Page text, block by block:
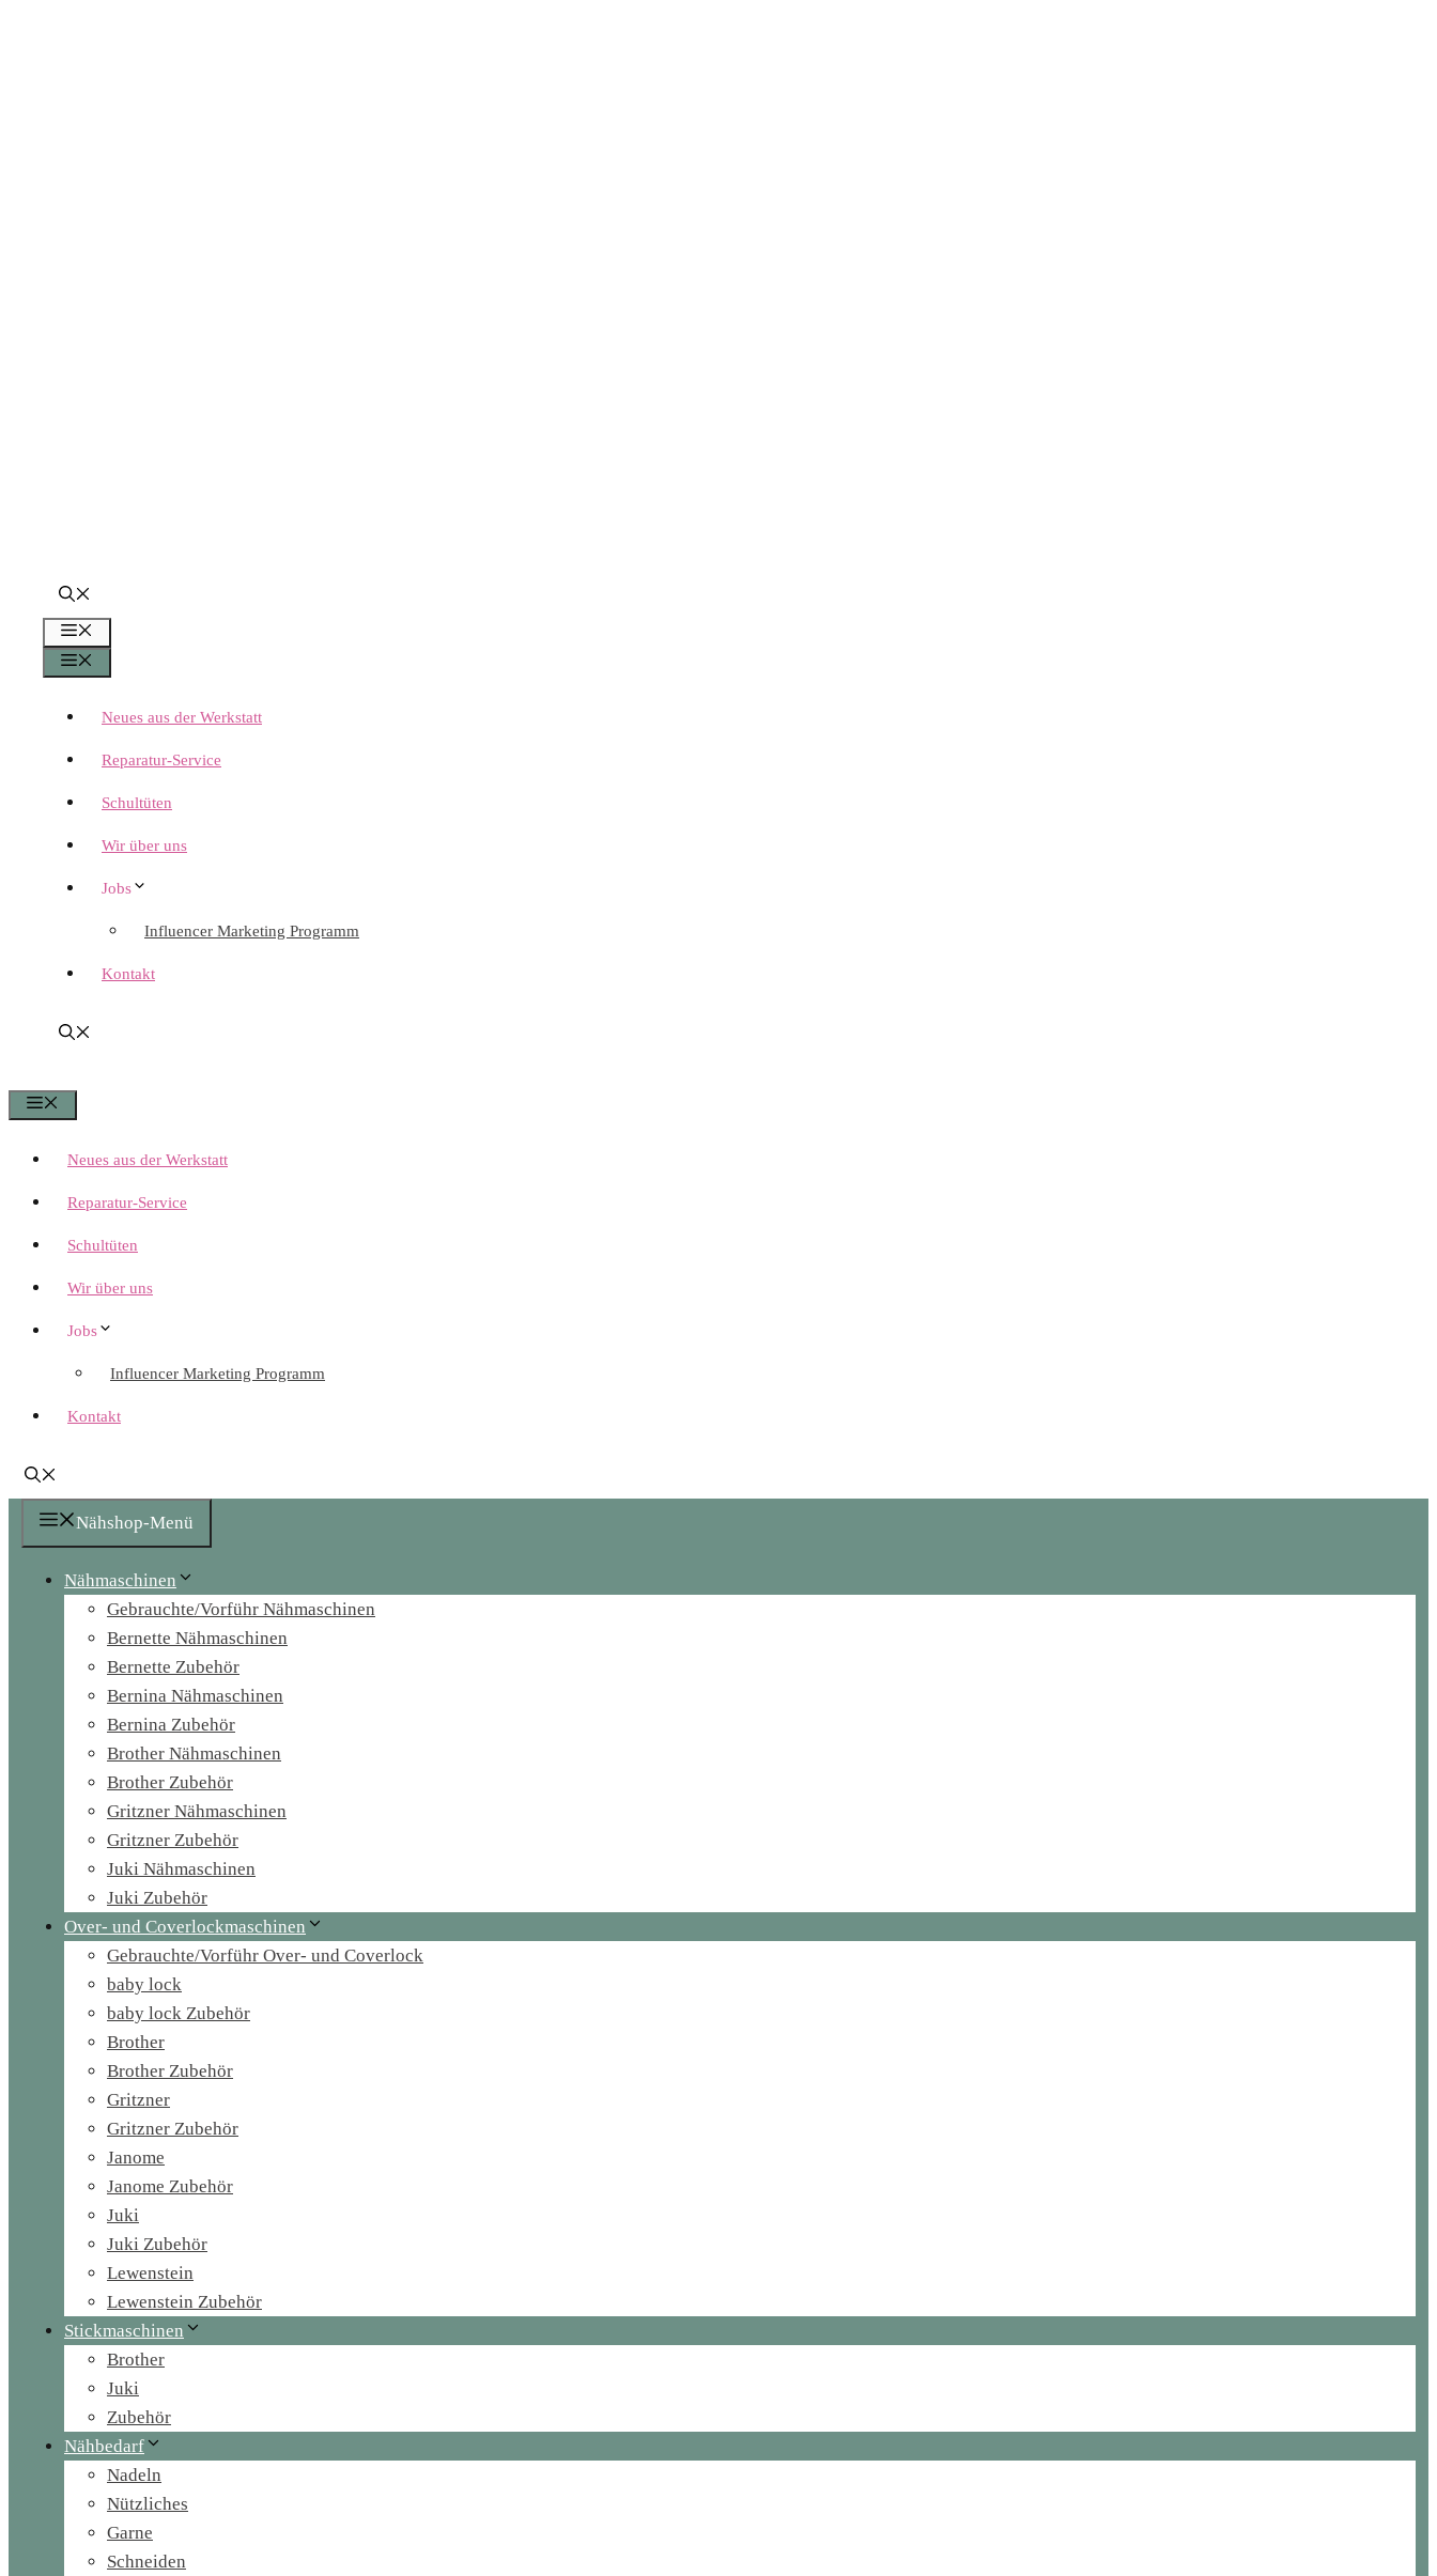
Neues aus der Werkstatt
Reparatur-Service
Schultüten
Wir über uns
Jobs
Influencer Marketing Programm
Kontakt
Neues aus der Werkstatt
Reparatur-Service
Schultüten
Wir über uns
Jobs
Influencer Marketing Programm
Kontakt
Nähshop-Menü
Nähmaschinen
Gebrauchte/Vorführ Nähmaschinen
Bernette Nähmaschinen
Bernette Zubehör
Bernina Nähmaschinen
Bernina Zubehör
Brother Nähmaschinen
Brother Zubehör
Gritzner Nähmaschinen
Gritzner Zubehör
Juki Nähmaschinen
Juki Zubehör
Over- und Coverlockmaschinen
Gebrauchte/Vorführ Over- und Coverlock
baby lock
baby lock Zubehör
Brother
Brother Zubehör
Gritzner
Gritzner Zubehör
Janome
Janome Zubehör
Juki
Juki Zubehör
Lewenstein
Lewenstein Zubehör
Stickmaschinen
Brother
Juki
Zubehör
Nähbedarf
Nadeln
Nützliches
Garne
Schneiden